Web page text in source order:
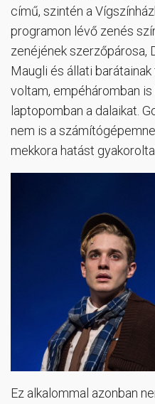
című, szintén a
programon lévő zenés
zenéjének szerzőpárosa,
Maugli és állati
voltam, empéháromban
laptopomban a dalaikat.
nem is a
mekkora hatást
Ez alkalommal azonban